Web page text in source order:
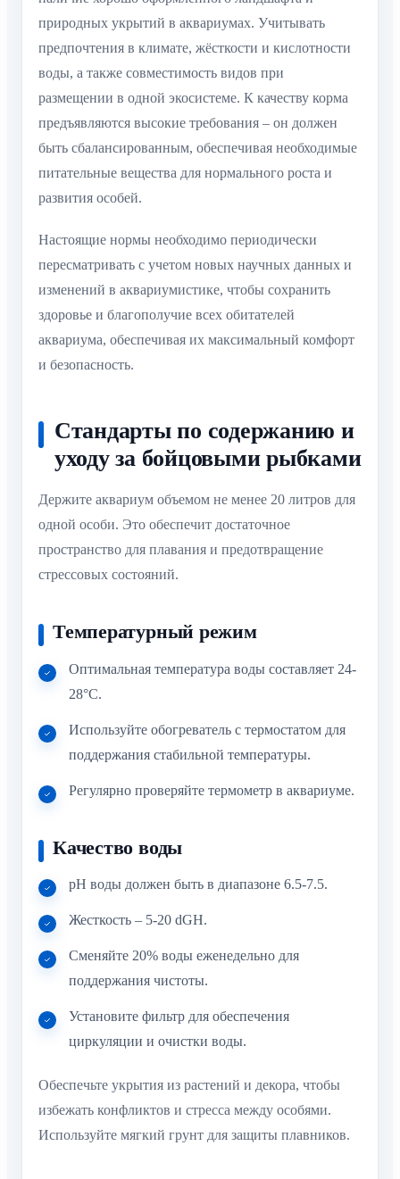
природных укрытий в аквариумах. Учитывать
предпочтения в климате, жёсткости и кислотности
воды, а также совместимость видов при
размещении в одной экосистеме. К качеству корма
предъявляются высокие требования – он должен
быть сбалансированным, обеспечивая необходимые
питательные вещества для нормального роста и
развития особей.
Настоящие нормы необходимо периодически
пересматривать с учетом новых научных данных и
изменений в аквариумистике, чтобы сохранить
здоровье и благополучие всех обитателей
аквариума, обеспечивая их максимальный комфорт
и безопасность.
Стандарты по содержанию и
уходу за бойцовыми рыбками
Держите аквариум объемом не менее 20 литров для
одной особи. Это обеспечит достаточное
пространство для плавания и предотвращение
стрессовых состояний.
Температурный режим
Оптимальная температура воды составляет 24-
28°C.
Используйте обогреватель с термостатом для
поддержания стабильной температуры.
Регулярно проверяйте термометр в аквариуме.
Качество воды
pH воды должен быть в диапазоне 6.5-7.5.
Жесткость – 5-20 dGH.
Сменяйте 20% воды еженедельно для
поддержания чистоты.
Установите фильтр для обеспечения
циркуляции и очистки воды.
Обеспечьте укрытия из растений и декора, чтобы
избежать конфликтов и стресса между особями.
Используйте мягкий грунт для защиты плавников.